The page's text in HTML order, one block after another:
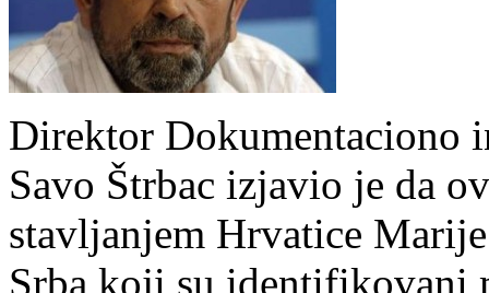
Direktor Dokumentaciono
Savo Štrbac izjavio je da
stavljanjem Hrvatice
Srba koji su identifikovani